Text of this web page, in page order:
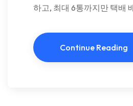
하고, 최대 6통까지만 택배
Continue Reading